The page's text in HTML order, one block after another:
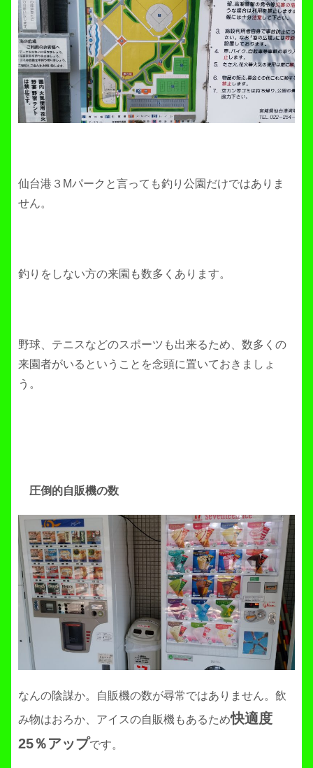
仙台港３Mパークと言っても釣り公園だけではありま
せん。
釣りをしない方の来園も数多くあります。
野球、テニスなどのスポーツも出来るため、数多くの
来園者がいるということを念頭に置いておきましょ
う。
圧倒的自販機の数
なんの陰謀か。自販機の数が尋常ではありません。飲
み物はおろか、アイスの自販機もあるため快適度
25％アップです。